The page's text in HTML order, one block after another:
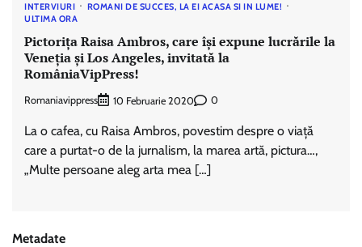
INTERVIURI
ROMANI DE SUCCES, LA EI ACASA SI IN LUME!
ULTIMA ORA
Pictorița Raisa Ambros, care își expune lucrările la
Veneția și Los Angeles, invitată la
RomâniaVipPress!
Romaniavippress 10 Februarie 2020 0
La o cafea, cu Raisa Ambros, povestim despre o viață
care a purtat-o de la jurnalism, la marea artă, pictura…,
„Multe persoane aleg arta mea […]
Metadate